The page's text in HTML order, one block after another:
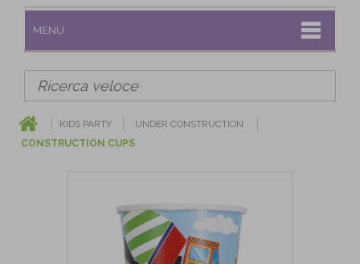
MENU
KIDS PARTY
UNDER CONSTRUCTION
CONSTRUCTION CUPS